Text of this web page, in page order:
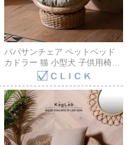
パパサンチェア ペットベッド
カドラー 猫 小型犬 子供用椅子
パパさんチェア キッズソファ
ウォーターヒヤシンス ラタン
エッグソファ ミニパパサンチ
ェア アジアン家具 バリ家具
C286NAZ